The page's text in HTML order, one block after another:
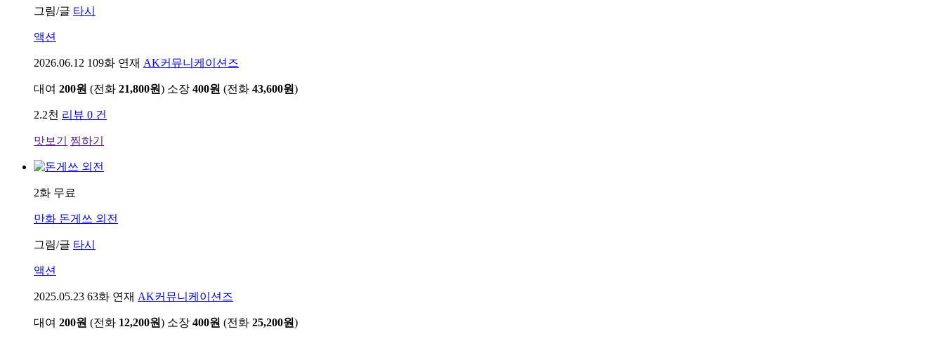
그림/글 타시
액션
2026.06.12 109화 연재 AK커뮤니케이션즈
대여 200원 (전화 21,800원) 소장 400원 (전화 43,600원)
2.2천 리뷰 0 건
맛보기 찜하기
2화 무료
만화 돈게쓰 외전
그림/글 타시
액션
2025.05.23 63화 연재 AK커뮤니케이션즈
대여 200원 (전화 12,200원) 소장 400원 (전화 25,200원)